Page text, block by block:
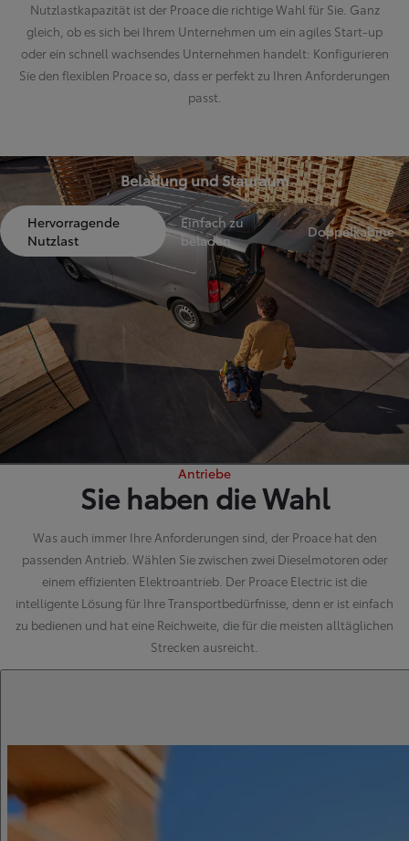
Nutzlastkapazität ist der Proace die richtige Wahl für Sie. Ganz
gleich, ob es sich bei Ihrem Unternehmen um ein agiles Start-up
oder ein schnell wachsendes Unternehmen handelt: Konfigurieren
Sie den flexiblen Proace so, dass er perfekt zu Ihren Anforderungen
passt.
Beladung und Stauraum
Hervorragende
Nutzlast
Einfach zu
beladen
Doppelkabine
Antriebe
Sie haben die Wahl
Was auch immer Ihre Anforderungen sind, der Proace hat den
passenden Antrieb. Wählen Sie zwischen zwei Dieselmotoren oder
einem effizienten Elektroantrieb. Der Proace Electric ist die
intelligente Lösung für Ihre Transportbedürfnisse, denn er ist einfach
zu bedienen und hat eine Reichweite, die für die meisten alltäglichen
Strecken ausreicht.